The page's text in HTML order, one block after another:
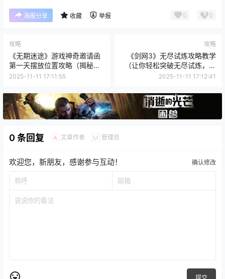
海报分享 收藏 举报 0 0
攻略
《无期迷途》游戏神奇邀请函
第一天摆放位置攻略（揭秘关
键位置，轻松获得限定礼品）
2025-11-11 17:11:55
攻略
《剑网3》无尽试炼攻略教学
（让你轻松突破无尽试炼，提
升实力，成为大侠！）
2025-11-11 17:12:41
0 条回复 A 文章作者 M 管理员
欢迎您，新朋友，感谢参与互动！ 确认修改